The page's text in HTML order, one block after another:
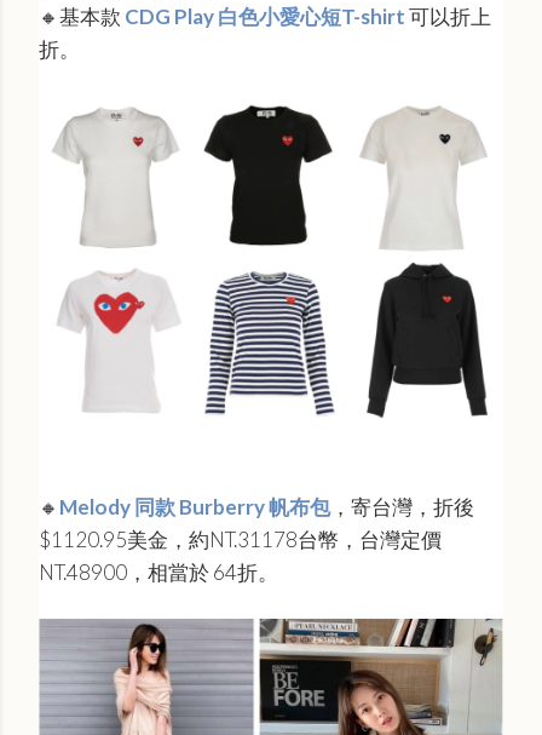
🔸基本款 CDG Play 白色小愛心短T-shirt可以折上
折。
🔸 Melody 同款 Burberry 帆布包，寄台灣，折後
$1120.95美金，約NT.31178台幣，台灣定價
NT.48900，相當於 64折。